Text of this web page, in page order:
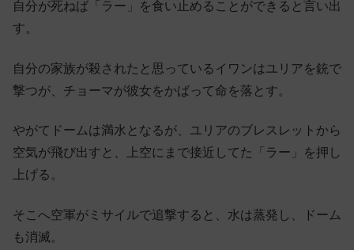
自分が死ねば「ラー」を食い止めることができると言い出
す。
自分の家族が殺されたと思っているイワンはユリアを銃で
撃つが、チョーマが彼女をかばって命を落とす。
やがてドームは満水となるが、ユリアのブレスレットから
空気が飛び出すと、上空にまで接近してた「ラー」を押し
上げる。
そこへ空軍がミサイルで追撃すると、水は蒸発し、ドーム
も消滅。